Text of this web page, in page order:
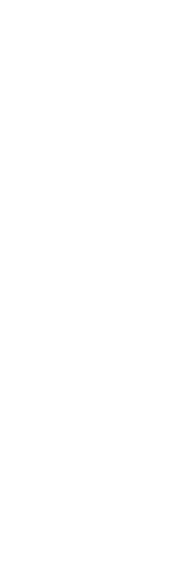
uso
de algunas
costos
el
se
y están
de los